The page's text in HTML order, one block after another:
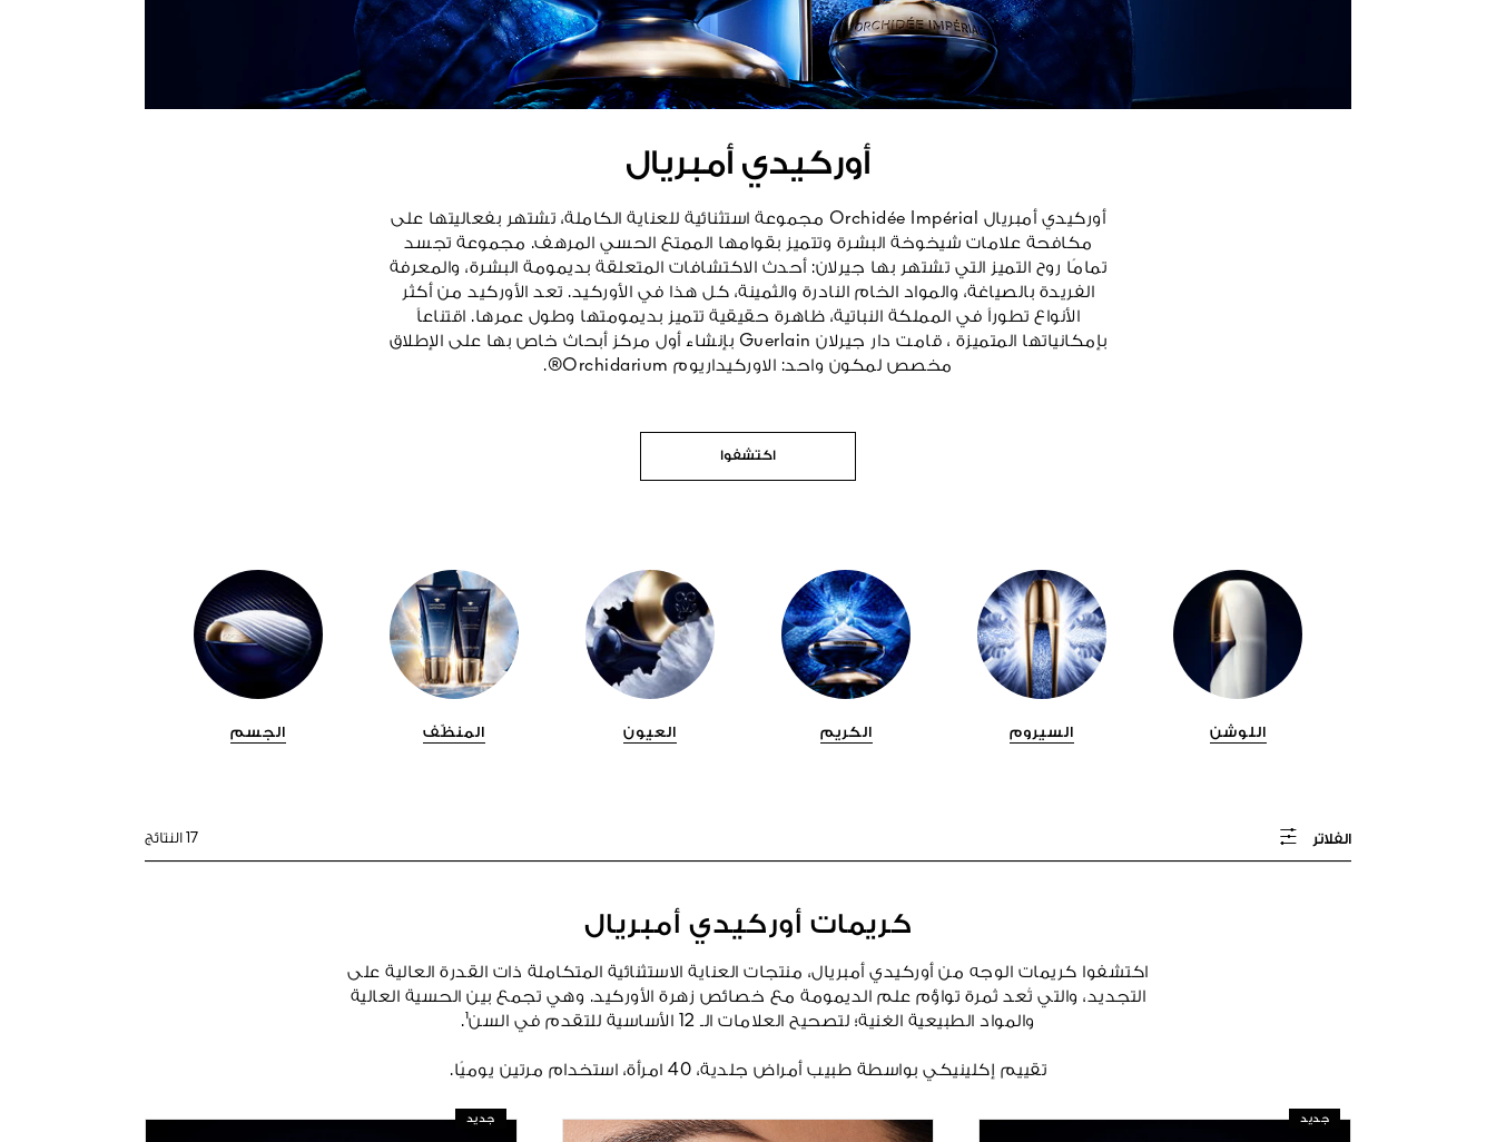
أوركيدي أمبريال
أوركيدي أمبريال Orchidée Impérial مجموعة استثنائية للعناية الكاملة، تشتهر بفعاليتها على
مكافحة علامات شيخوخة البشرة وتتميز بقوامها الممتع الحسي المرهف. مجموعة تجسد
تمامًا روح التميز التي تشتهر بها جيرلان: أحدث الاكتشافات المتعلقة بديمومة البشرة، والمعرفة
الفريدة بالصياغة، والمواد الخام النادرة والثمينة، كل هذا في الأوركيد. تعد الأوركيد من أكثر
الأنواع تطوراً في المملكة النباتية، ظاهرة حقيقية تتميز بديمومتها وطول عمرها. اقتناعاً
بإمكانياتها المتميزة ، قامت دار جيرلان Guerlain بإنشاء أول مركز أبحاث خاص بها على الإطلاق
مخصص لمكون واحد: الاوركيداريوم Orchidarium®.
اكتشفوا
اللوشن السيروم الكريم العيون المنظّف الجسم
الفلاتر 17 النتائج
كريمات أوركيدي أمبريال
اكتشفوا كريمات الوجه من أوركيدي أمبريال، منتجات العناية الاستثنائية المتكاملة ذات القدرة العالية على
التجديد، والتي تُعد ثمرة تواؤم علم الديمومة مع خصائص زهرة الأوركيد. وهي تجمع بين الحسية العالية
والمواد الطبيعية الغنية؛ لتصحيح العلامات الـ 12 الأساسية للتقدم في السن¹.
تقييم إكلينيكي بواسطة طبيب أمراض جلدية، 40 امرأة، استخدام مرتين يوميًا.
جديد جديد